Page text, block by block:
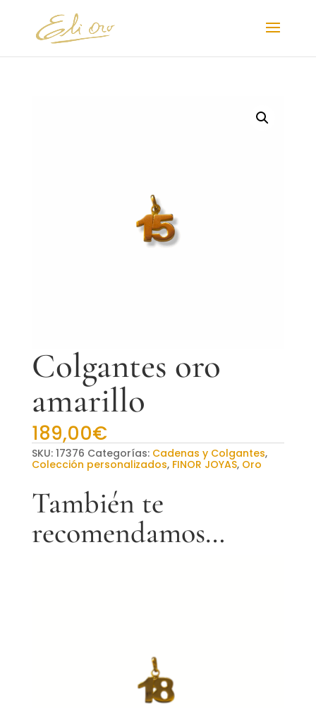
Colgantes oro
amarillo
189,00€
SKU: 17376 Categorías: Cadenas y Colgantes,
Colección personalizados, FINOR JOYAS, Oro
También te
recomendamos…